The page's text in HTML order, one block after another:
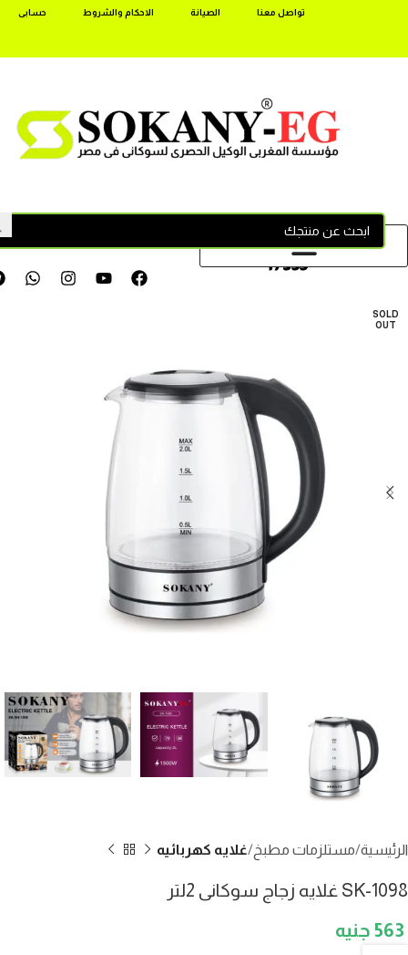
تواصل معنا الصيانة الاحكام والشروط حسابى
17355
SOLD
OUT
الرئيسية مستلزمات مطبخ غلايه كهربائيه
SK-1098 غلايه زجاج سوكانى 2لتر
563